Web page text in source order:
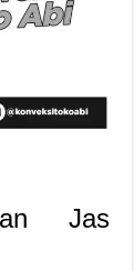
Jas